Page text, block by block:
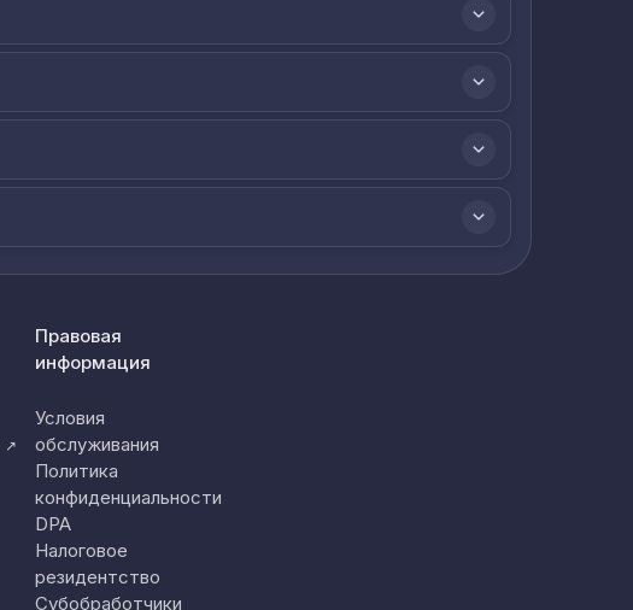
↗
Правовая
информация
Условия
обслуживания
Политика
конфиденциальности
DPA
Налоговое
резидентство
Субобработчики